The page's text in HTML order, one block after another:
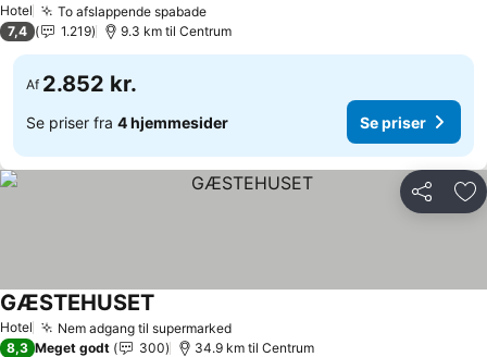
Hotel To afslappende spabadeSe priser
7,4 1.219 9.3 km til Centrum
Af 2.852 kr.
Se priser fra 4 hjemmesider Se priser
Del
Hotel Nem adgang til supermarkedSe priser
GÆSTEHUSET
8,3 Meget godt 300 34.9 km til Centrum